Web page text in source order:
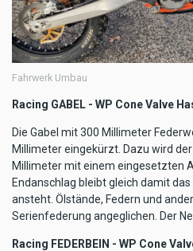
Fahrwerk Umbau
Racing GABEL - WP Cone Valve
Die Gabel mit 300 Millimeter
Millimeter eingekürzt. Dazu wird
Millimeter mit einem eingesetzten
Endanschlag bleibt gleich damit
ansteht. Ölstände, Federn und
Serienfederung angeglichen. Der
Racing FEDERBEIN - WP Cone